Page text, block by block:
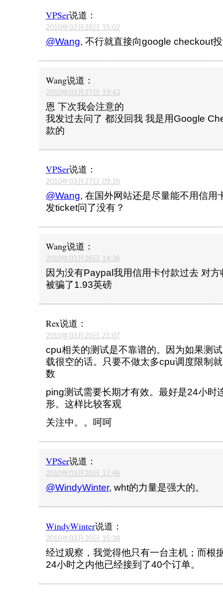
VPSer说道：
2010年03月28日 15:02
@Wang, 不行就直接向google checkout
Wang说道：
2010年03月27日 19:43
恩 下次我会注意的
我发过去问了 都没回我 我是用Google
款的
VPSer说道：
2010年03月27日 09:16
@Wang, 在国外网站还是尽量能不用信用
发ticket问了没有？
Wang说道：
2010年03月26日 14:36
因为没有Paypal我用信用卡付款过去 对
被骗了1.93英磅
Rex说道：
2010年03月20日 21:07
cpu相关的测试是不靠谱的。因为如果测
载很空的话。只要不做太多cpu调度限制
数
ping测试需要长期才有效。最好是24小时
形。这样比较客观
关注中。。呵呵
VPSer说道：
2010年03月20日 17:46
@WindyWinter, wht的力量是强大的。
WindyWinter说道：
2010年03月20日 15:38
经过观察，我觉得他只有一台主机；而根
24小时之内他已经接到了40个订单。